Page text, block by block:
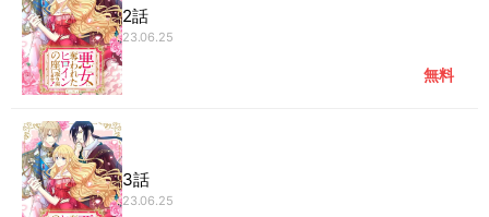
2話
23.06.25
無料
3話
23.06.25